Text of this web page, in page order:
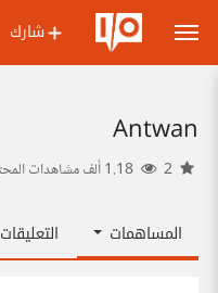
شارك
Antwan
المساهمات التعليقات